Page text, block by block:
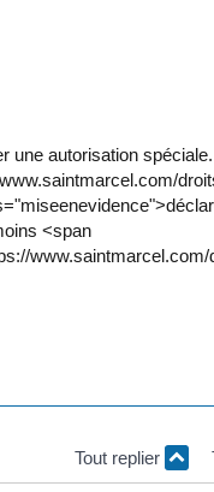
autorisation
<span
www.saintmarcel.com/
Tout replier